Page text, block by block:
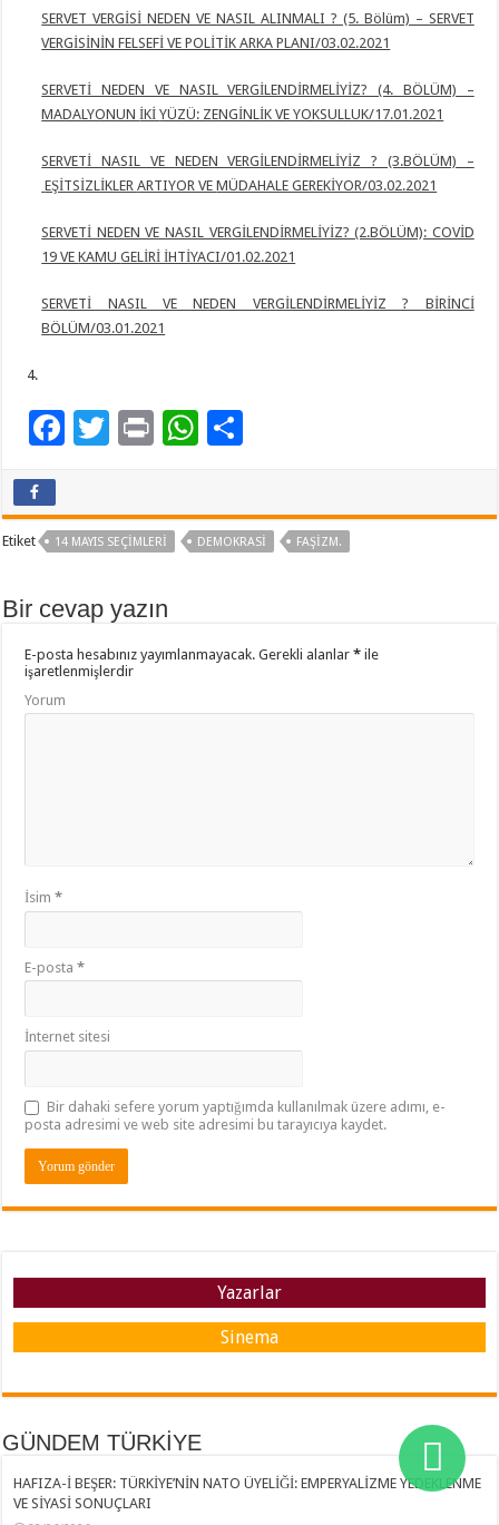
SERVET VERGİSİ NEDEN VE NASIL ALINMALI ? (5. Bölüm) – SERVET
VERGİSİNİN FELSEFİ VE POLİTİK ARKA PLANI/03.02.2021
SERVETİ NEDEN VE NASIL VERGİLENDİRMELİYİZ? (4. BÖLÜM) –
MADALYONUNİKİYÜZÜ: ZENGİNLİK VE YOKSULLUK/17.01.2021
SERVETİ NASIL VE NEDEN VERGİLENDİRMELİYİZ ? (3.BÖLÜM) –
EŞİTSİZLİKLERARTIYOR VEMÜDAHALE GEREKİYOR/03.02.2021
SERVETİ NEDEN VE NASIL VERGİLENDİRMELİYİZ? (2.BÖLÜM): COVİD
19 VEKAMUGELİRİ İHTİYACI/01.02.2021
SERVETİ NASIL VE NEDEN VERGİLENDİRMELİYİZ ? BİRİNCİ
BÖLÜM/03.01.2021
F
b
o
k
T
er
Pr W
sA aş
Etiket 14 MAYIS SEÇIMLERI DEMOKRASI FAŞIZM.
Bir cevap yazın
E-posta hesabınız yayımlanmayacak. Gerekli alanlar* ile
işaretlenmişlerdir
Yorum
İsim*
E-posta*
İnternet sitesi
Bir dahaki sefere yorum yaptığımda kullanılmak üzere adımı, e-
posta adresimi ve web site adresimi bu tarayıcıya kaydet.
Yazarlar
Sinema
GÜNDEM TÜRKİYE
HAFIZA-İ BEŞER: TÜRKİYE’NİN NATO ÜYELİĞİ: EMPERYALİZME YEDEKLENME
VE SİYASİ SONUÇLARI